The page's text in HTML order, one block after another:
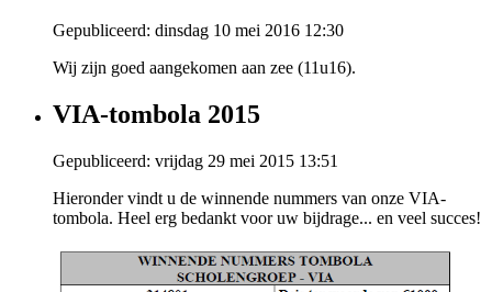
Gepubliceerd: dinsdag 10 mei 2016 12:30
Wij zijn goed aangekomen aan zee (11u16).
VIA-tombola 2015
Gepubliceerd: vrijdag 29 mei 2015 13:51
Hieronder vindt u de winnende nummers van onze VIA-
tombola. Heel erg bedankt voor uw bijdrage... en veel succes!